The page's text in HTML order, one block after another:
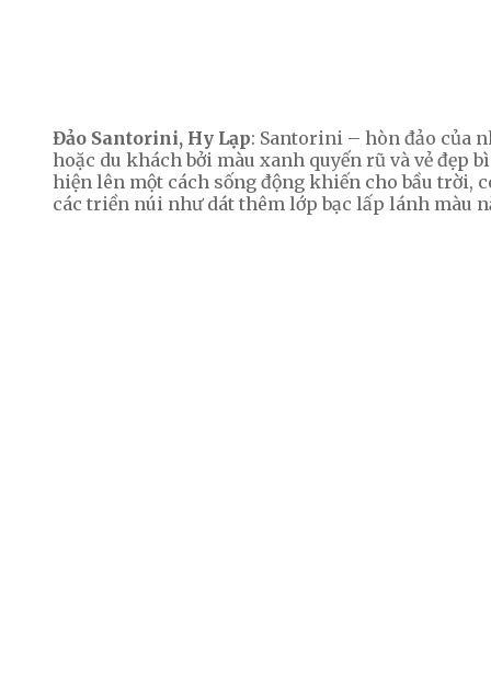
Đảo Santorini, Hy Lạp: Santorini – hòn đảo của
hoặc du khách bởi màu xanh quyến rũ và vẻ đẹp
hiện lên một cách sống động khiến cho bầu trời,
các triền núi như dát thêm lớp bạc lấp lánh màu